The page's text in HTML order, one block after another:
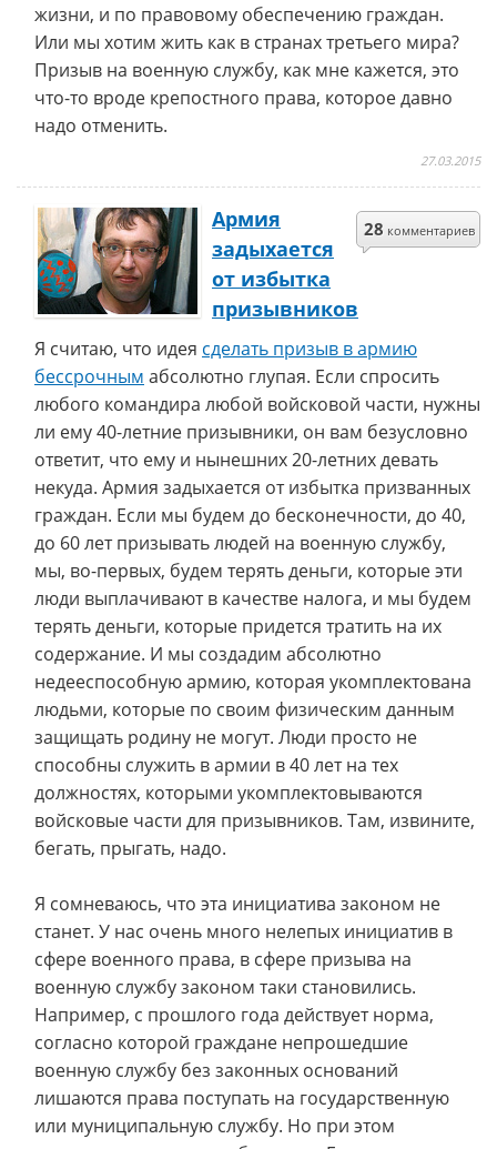
жизни, и по правовому обеспечению граждан.
Или мы хотим жить как в странах третьего мира?
Призыв на военную службу, как мне кажется, это
что-то вроде крепостного права, которое давно
надо отменить.
27.03.2015
28 комментариев
Армия
задыхается
от избытка
призывников
Я считаю, что идея сделать призыв в армию
бессрочным абсолютно глупая. Если спросить
любого командира любой войсковой части, нужны
ли ему 40-летние призывники, он вам безусловно
ответит, что ему и нынешних 20-летних девать
некуда. Армия задыхается от избытка призванных
граждан. Если мы будем до бесконечности, до 40,
до 60 лет призывать людей на военную службу,
мы, во-первых, будем терять деньги, которые эти
люди выплачивают в качестве налога, и мы будем
терять деньги, которые придется тратить на их
содержание. И мы создадим абсолютно
недееспособную армию, которая укомплектована
людьми, которые по своим физическим данным
защищать родину не могут. Люди просто не
способны служить в армии в 40 лет на тех
должностях, которыми укомплектовываются
войсковые части для призывников. Там, извините,
бегать, прыгать, надо.
Я сомневаюсь, что эта инициатива законом не
станет. У нас очень много нелепых инициатив в
сфере военного права, в сфере призыва на
военную службу законом таки становились.
Например, с прошлого года действует норма,
согласно которой граждане непрошедшие
военную службу без законных оснований
лишаются права поступать на государственную
или муниципальную службу. Но при этом